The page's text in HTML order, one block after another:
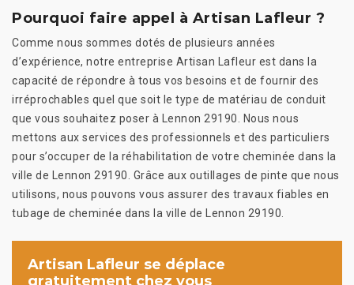
Pourquoi faire appel à Artisan Lafleur ?
Comme nous sommes dotés de plusieurs années
d’expérience, notre entreprise Artisan Lafleur est dans la
capacité de répondre à tous vos besoins et de fournir des
irréprochables quel que soit le type de matériau de conduit
que vous souhaitez poser à Lennon 29190. Nous nous
mettons aux services des professionnels et des particuliers
pour s’occuper de la réhabilitation de votre cheminée dans la
ville de Lennon 29190. Grâce aux outillages de pinte que nous
utilisons, nous pouvons vous assurer des travaux fiables en
tubage de cheminée dans la ville de Lennon 29190.
Artisan Lafleur se déplace
gratuitement chez vous